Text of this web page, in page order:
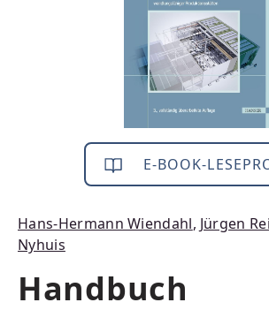
E-BOOK-
Hans-Hermann Wiendahl, Jürgen
Nyhuis
Handbuch